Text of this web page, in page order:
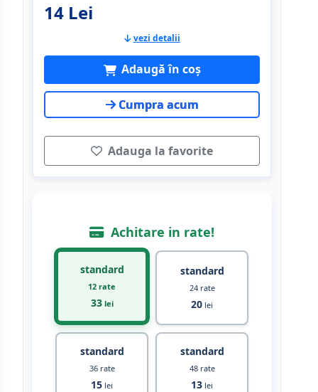
14 Lei
vezi detalii
Adaugă în coș
Cumpra acum
Adauga la favorite
Achitare in rate!
standard
12 rate
33lei
standard
24 rate
20 lei
standard
36 rate
15 lei
standard
48 rate
13 lei